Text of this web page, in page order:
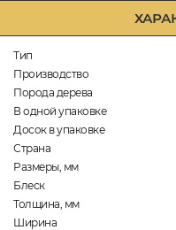
Тип
Производство
Порода дерева
В одной упаковке
Досок в упаковке
Страна
Размеры, мм
Блеск
Толщина, мм
Ширина